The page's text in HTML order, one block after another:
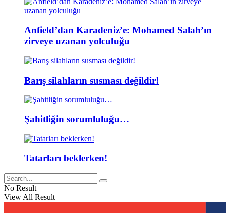
Anfield’dan Karadeniz’e: Mohamed Salah’ın
zirveye uzanan yolculuğu
Barış silahların susması değildir!
Şahitliğin sorumluluğu…
Tatarları beklerken!
No Result
View All Result